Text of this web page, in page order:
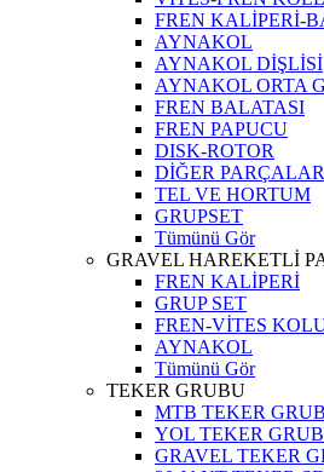
FREN KALİPERİ-
AYNAKOL
AYNAKOL DİŞLİSİ
AYNAKOL ORTA
FREN BALATASI
FREN PAPUCU
DISK-ROTOR
DİĞER PARÇALAR
TEL VE HORTUM
GRUPSET
Tümünü Gör
GRAVEL HAREKETLİ
FREN KALİPERİ
GRUP SET
FREN-VİTES
AYNAKOL
Tümünü Gör
TEKER GRUBU
MTB TEKER
YOL TEKER
GRAVEL TEKER